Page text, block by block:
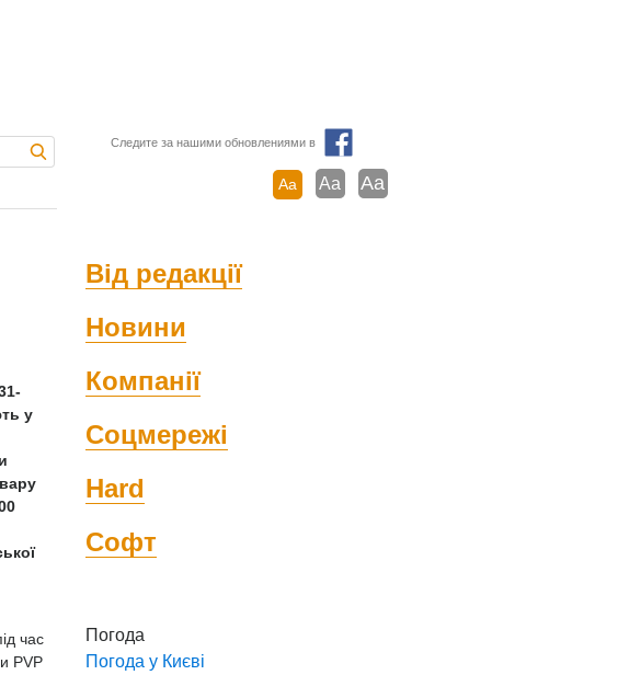
Следите за нашими обновлениями в
Aa Aa Aa
у
час
PVP
Від редакції
Новини
Компанії
Соцмережі
Hard
Софт
Погода
Погода у Києві